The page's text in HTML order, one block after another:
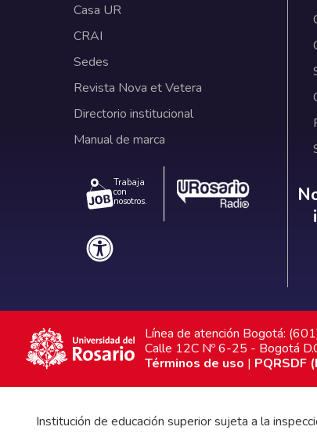
Casa UR
CRAI
Sedes
Revista Nova et Vetera
Directorio institucional
Manual de marca
Trabaja
con
nosotros.
Línea de atención Bogotá:
Calle 12C Nº 6-25 - Bogotá
Términos de uso | PQRSDF
Institución de educación superior sujeta a la